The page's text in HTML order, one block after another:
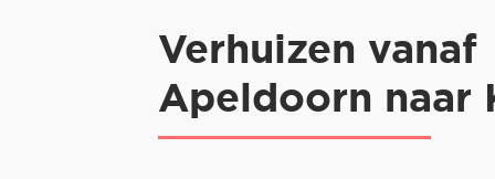
Verhuizen vanaf
Apeldoorn naar